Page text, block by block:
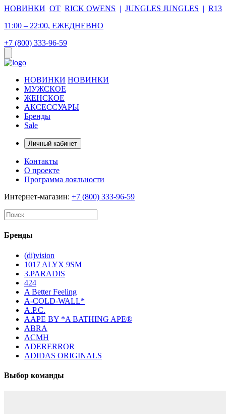
НОВИНКИ ОТ RICK OWENS | JUNGLES JUNGLES | R13
11:00 – 22:00, ЕЖЕДНЕВНО
+7 (800) 333-96-59
НОВИНКИ НОВИНКИ
МУЖСКОЕ
ЖЕНСКОЕ
АКСЕССУАРЫ
Бренды
Sale
Личный кабинет
Контакты
О проекте
Программа лояльности
Интернет-магазин: +7 (800) 333-96-59
Бренды
(di)vision
1017 ALYX 9SM
3.PARADIS
424
A Better Feeling
A-COLD-WALL*
A.P.C.
AAPE BY *A BATHING APE®
ABRA
ACMH
ADERERROR
ADIDAS ORIGINALS
Выбор команды